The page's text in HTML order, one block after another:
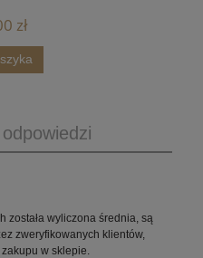
zł
została wyliczona średnia, są
zweryfikowanych klientów,
w sklepie.